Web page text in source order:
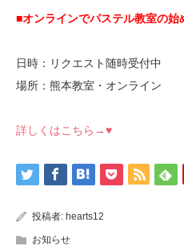
■オンラインでパステル教室の始
日時：リクエスト随時受付中
場所：熊本教室・オンライン
詳しくはこちら→♥
投稿者: hearts12
お知らせ